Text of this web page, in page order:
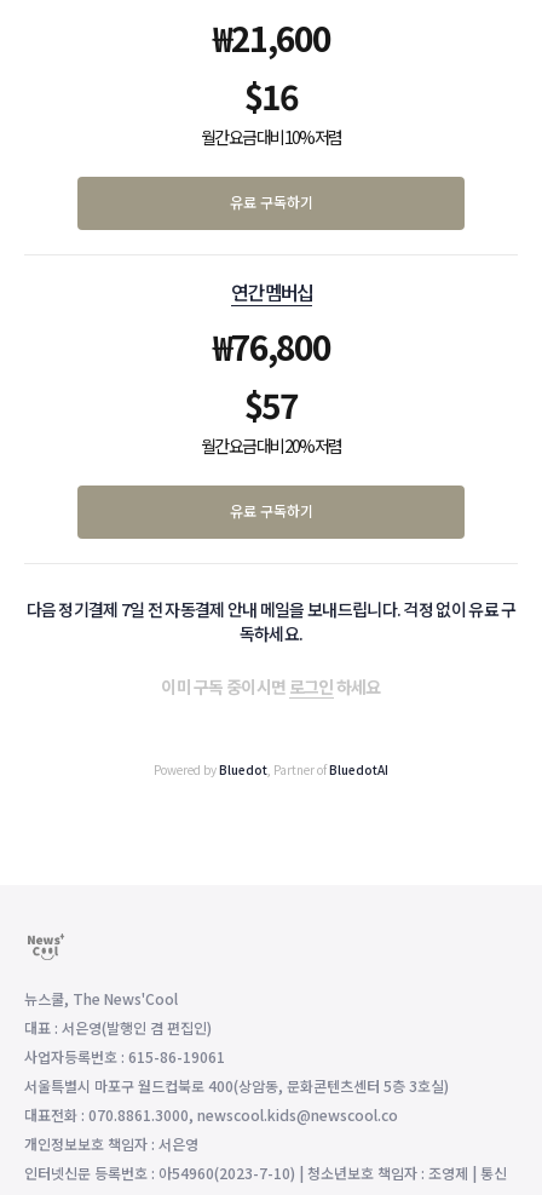
₩21,600
$16
월간 요금 대비 10% 저렴
유료 구독하기
연간 멤버십
₩76,800
$57
월간 요금 대비 20% 저렴
유료 구독하기
다음 정기결제 7일 전 자동결제 안내 메일을 보내드립니다. 걱정 없이 유료 구
독하세요.
이미 구독 중이시면 로그인하세요
Powered byBluedot, Partner ofBluedotAI
뉴스쿨, The News'Cool
대표 : 서은영(발행인 겸 편집인)
사업자등록번호 : 615-86-19061
서울특별시 마포구 월드컵북로 400(상암동, 문화콘텐츠센터 5층 3호실)
대표전화 : 070.8861.3000, newscool.kids@newscool.co
개인정보보호 책임자 : 서은영
인터넷신문 등록번호 : 아54960(2023-7-10) | 청소년보호 책임자 : 조영제 | 통신